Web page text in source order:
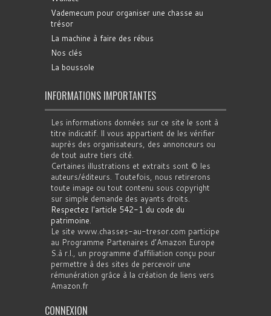
Vademecum pour organiser une chasse au
trésor
La machine à faire des rébus
Nos clés
La boussole
INFORMATIONS IMPORTANTES
Les informations données sur ce site le sont à
titre indicatif. Il vous appartient de les vérifier
auprès des organisateurs, des annonceurs ou
de tout autre tiers cité.
Certaines illustrations et extraits sont © les
auteurs/éditeurs. Toutefois, nous retirerons
toute image ou tout contenu sous copyright
sur simple demande des ayants droits.
Respectez l'article 542-1 du code du
patrimoine.
Le site www.chasses-au-tresor.com participe
au Programme Partenaires d’Amazon Europe
S.à r.l., un programme d’affiliation conçu pour
permettre à des sites de percevoir une
rémunération grâce à la création de liens vers
Amazon.fr
CONNEXION